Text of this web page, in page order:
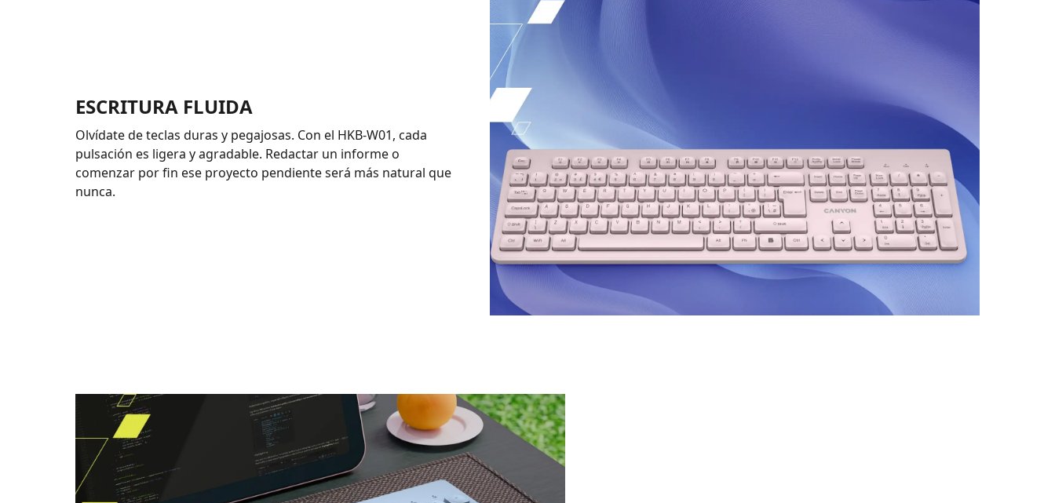
ESCRITURA FLUIDA
Olvídate de teclas duras y pegajosas. Con el HKB-W01, cada
pulsación es ligera y agradable. Redactar un informe o
comenzar por fin ese proyecto pendiente será más natural que
nunca.